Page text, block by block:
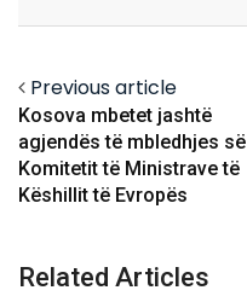
Previous article
Kosova mbetet jashtë
agjendës të mbledhjes së
Komitetit të Ministrave të
Këshillit të Evropës
Related Articles